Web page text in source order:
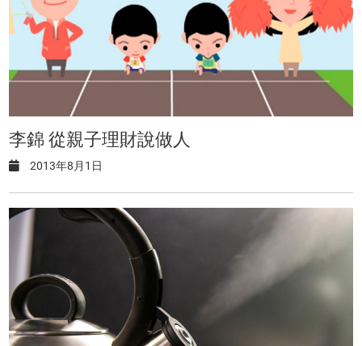
李錦 從親子理財說做人
2013年8月1日